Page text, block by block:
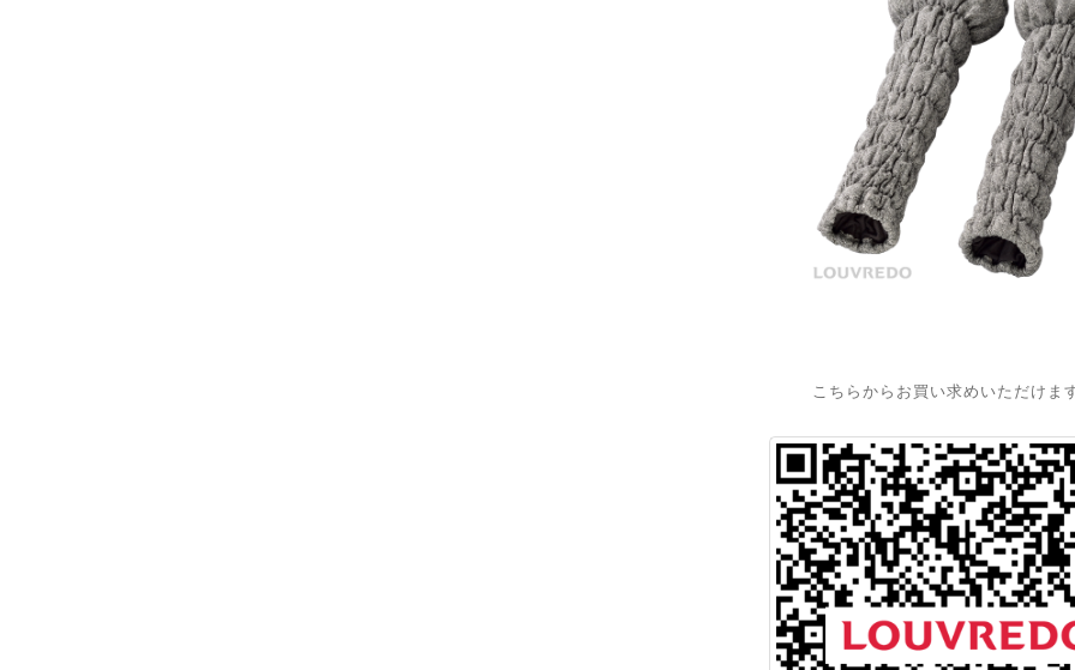
こちらからお買い求めいただけま